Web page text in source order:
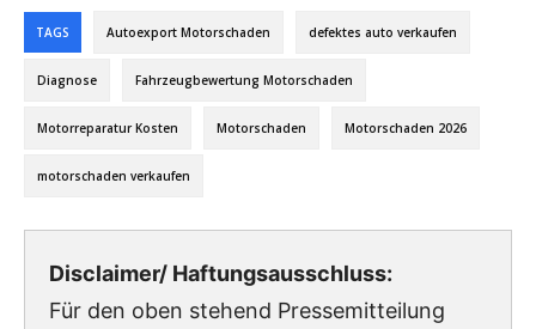
TAGS Autoexport Motorschaden defektes auto verkaufen
Diagnose Fahrzeugbewertung Motorschaden
Motorreparatur Kosten Motorschaden Motorschaden 2026
motorschaden verkaufen
Disclaimer/ Haftungsausschluss:
Für den oben stehend Pressemitteilung